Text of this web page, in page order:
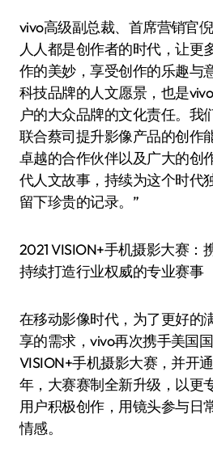
vivo高级副总裁、首席营销官
人人都是创作者的时代，让更
作的美妙，享受创作的乐趣与
科技品牌的人文愿景，也是
户的大众品牌的文化责任。我
联合蔡司提升影像产品的创作
卓越的合作伙伴以及广大的创
代人文故事，持续为这个时代
留下珍贵的记录。”
2021 VISION+手机摄影大赛：
持续打造行业权威的专业赛事
在移动影像时代，为了更好的
享的需求，vivo再次携手美国
VISION+手机摄影大赛，并开
年，大赛赛制全新升级，以更
用户积极创作，用镜头参与日
情感。